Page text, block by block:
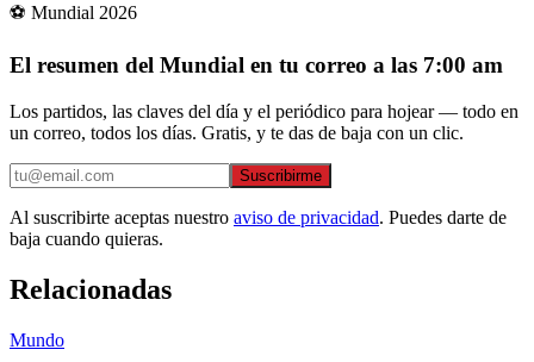
⚽ Mundial 2026
El resumen del Mundial en tu correo a las 7:00 am
Los partidos, las claves del día y el periódico para hojear — todo en
un correo, todos los días. Gratis, y te das de baja con un clic.
Suscribirme
Al suscribirte aceptas nuestro aviso de privacidad. Puedes darte de
baja cuando quieras.
Relacionadas
Mundo